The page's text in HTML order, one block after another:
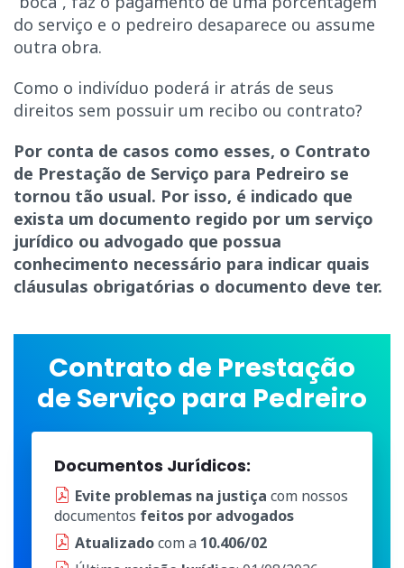
do serviço e o pedreiro desaparece ou assume
outra obra.
Como o indivíduo poderá ir atrás de seus
direitos sem possuir um recibo ou contrato?
Por conta de casos como esses, o Contrato
de Prestação de Serviço para Pedreiro se
tornou tão usual. Por isso, é indicado que
exista um documento regido por um serviço
jurídico ou advogado que possua
conhecimento necessário para indicar quais
cláusulas obrigatórias o documento deve ter.
Contrato de Prestação
de Serviço para Pedreiro
Documentos Jurídicos:
Evite problemas na justiça com nossos
documentos feitos por advogados
Atualizadocom a 10.406/02